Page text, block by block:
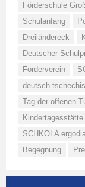
Förderschule
Schulanfang
Dreiländereck
Deutscher
Förderverein
deutsch-
Tag der offenen
Kindertagesstätte
SCHKOLA
Begegnung